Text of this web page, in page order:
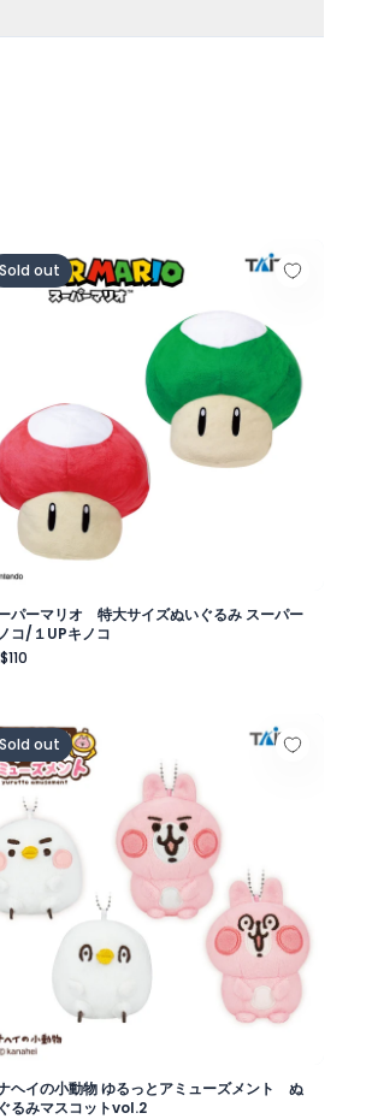
み ピーチスライム＆チョコスライム
パーマリオ 特大サイズぬいぐるみ ス
Sold out
パーマリオ 特大サイズぬいぐるみ スーパー
コ/１UPキノコ
＆ゾウ
ヘイの小動物 ゆるっとアミューズメン
Sold out
ヘイの小動物 ゆるっとアミューズメント ぬ
るみマスコットvol.2